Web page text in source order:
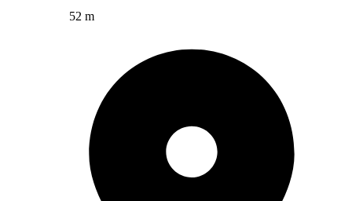
52 m